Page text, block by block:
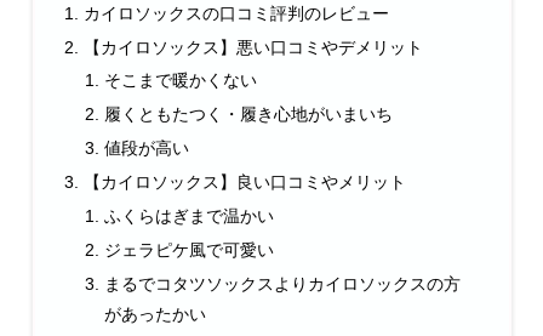
カイロソックスの口コミ評判のレビュー
【カイロソックス】悪い口コミやデメリット
そこまで暖かくない
履くともたつく・履き心地がいまいち
値段が高い
【カイロソックス】良い口コミやメリット
ふくらはぎまで温かい
ジェラピケ風で可愛い
まるでコタツソックスよりカイロソックスの方
があったかい